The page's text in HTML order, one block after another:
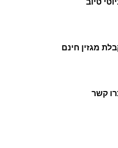
טיוב
מגזין חינם
קשר